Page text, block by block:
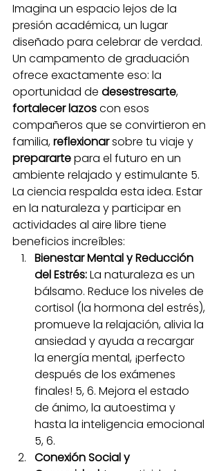
Imagina un espacio lejos de la
presión académica, un lugar
diseñado para celebrar de verdad.
Un campamento de graduación
ofrece exactamente eso: la
oportunidad de desestresarte,
fortalecer lazos con esos
compañeros que se convirtieron en
familia, reflexionar sobre tu viaje y
prepararte para el futuro en un
ambiente relajado y estimulante 5.
La ciencia respalda esta idea. Estar
en la naturaleza y participar en
actividades al aire libre tiene
beneficios increíbles:
Bienestar Mental y Reducción
del Estrés: La naturaleza es un
bálsamo. Reduce los niveles de
cortisol (la hormona del estrés),
promueve la relajación, alivia la
ansiedad y ayuda a recargar
la energía mental, ¡perfecto
después de los exámenes
finales! 5, 6. Mejora el estado
de ánimo, la autoestima y
hasta la inteligencia emocional
5, 6.
Conexión Social y